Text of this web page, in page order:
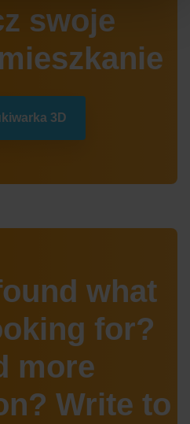
swoje
3D
what
for?
more
Write to